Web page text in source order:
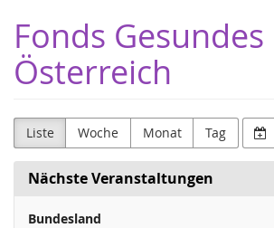
Haupt-
Inhalt
springen
Fonds Gesundes
Österreich
Liste Woche Monat Tag
Nächste Veranstaltungen
Bundesland